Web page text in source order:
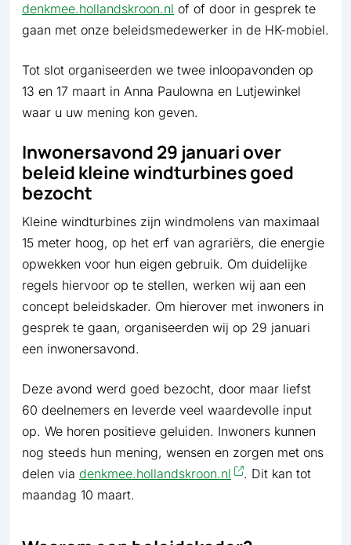
denkmee.hollandskroon.nl of of door in gesprek te
gaan met onze beleidsmedewerker in de HK-mobiel.
Tot slot organiseerden we twee inloopavonden op
13 en 17 maart in Anna Paulowna en Lutjewinkel
waar u uw mening kon geven.
Inwonersavond 29 januari over
beleid kleine windturbines goed
bezocht
Kleine windturbines zijn windmolens van maximaal
15 meter hoog, op het erf van agrariërs, die energie
opwekken voor hun eigen gebruik. Om duidelijke
regels hiervoor op te stellen, werken wij aan een
concept beleidskader. Om hierover met inwoners in
gesprek te gaan, organiseerden wij op 29 januari
een inwonersavond.
Deze avond werd goed bezocht, door maar liefst
60 deelnemers en leverde veel waardevolle input
op. We horen positieve geluiden. Inwoners kunnen
nog steeds hun mening, wensen en zorgen met ons
delen via denkmee.hollandskroon.nl
. Dit kan tot
maandag 10 maart.